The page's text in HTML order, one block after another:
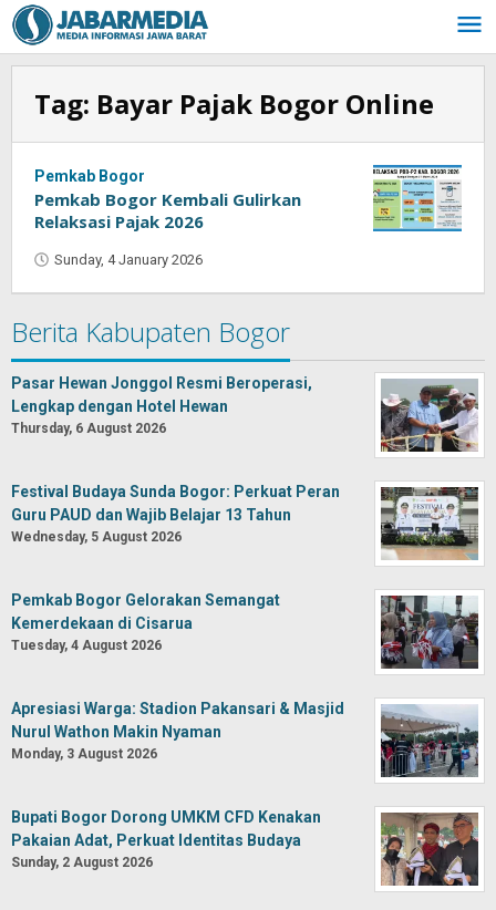
Skip
to
content
Tag: Bayar Pajak Bogor Online
Pemkab Bogor
Pemkab Bogor Kembali Gulirkan
Relaksasi Pajak 2026
Sunday, 4 January 2026
Berita Kabupaten Bogor
Pasar Hewan Jonggol Resmi Beroperasi,
Lengkap dengan Hotel Hewan
Thursday, 6 August 2026
Festival Budaya Sunda Bogor: Perkuat Peran
Guru PAUD dan Wajib Belajar 13 Tahun
Wednesday, 5 August 2026
Pemkab Bogor Gelorakan Semangat
Kemerdekaan di Cisarua
Tuesday, 4 August 2026
Apresiasi Warga: Stadion Pakansari & Masjid
Nurul Wathon Makin Nyaman
Monday, 3 August 2026
Bupati Bogor Dorong UMKM CFD Kenakan
Pakaian Adat, Perkuat Identitas Budaya
Sunday, 2 August 2026